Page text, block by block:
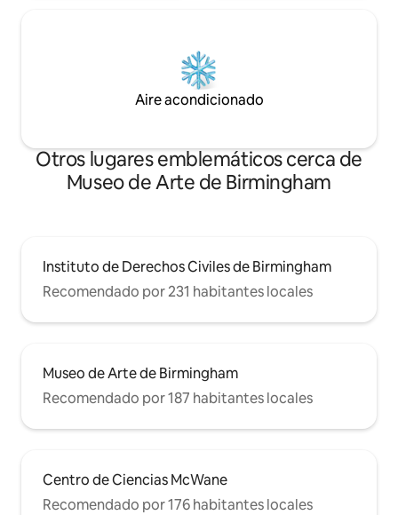
Aire acondicionado
Otros lugares emblemáticos cerca de
Museo de Arte de Birmingham
Instituto de Derechos Civiles de Birmingham
Recomendado por 231 habitantes locales
Museo de Arte de Birmingham
Recomendado por 187 habitantes locales
Centro de Ciencias McWane
Recomendado por 176 habitantes locales